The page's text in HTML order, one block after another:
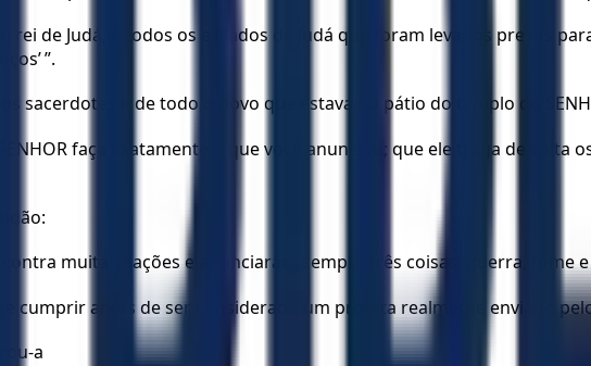
de Judá, e todos os exilados de Judá que foram levados presos para
”.
sacerdotes e de todo o povo que estava no pátio do templo do
faça exatamente o que você anunciou; que ele traga de volta
muitas nações e anunciaram sempre três coisas: guerra, fome
cumprir antes de ser considerado um profeta realmente enviado pelo
a